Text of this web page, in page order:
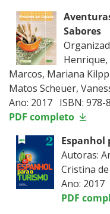
Sabores
Henrique,
Marcos, Mariana
Matos Scheuer,
Ano: 2017 ISBN: 978-
PDF completo
Espanhol
Autoras:
Cristina
Ano: 2017
PDF